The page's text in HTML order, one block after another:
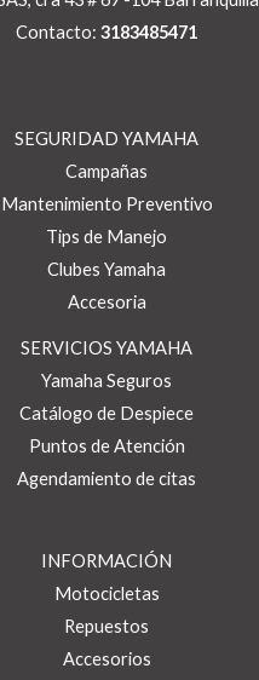
Contacto: 3183485471
SEGURIDAD YAMAHA
Campañas
Mantenimiento Preventivo
Tips de Manejo
Clubes Yamaha
Accesoria
SERVICIOS YAMAHA
Yamaha Seguros
Catálogo de Despiece
Puntos de Atención
Agendamiento de citas
INFORMACIÓN
Motocicletas
Repuestos
Accesorios